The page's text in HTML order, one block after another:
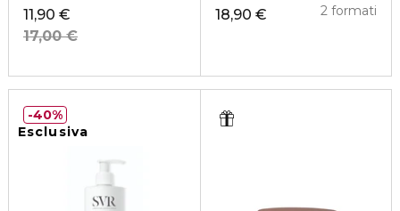
11,90 €
17,00 €
18,90 € 2 formati
Esclusiva
40%